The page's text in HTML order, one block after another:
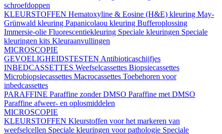
schroefdoppen
KLEURSTOFFEN Hematoxyline & Eosine (H&E) kleuring May-
Grünwald kleuring Papanicolaou kleuring Bufferoplossing
Immersie-olie Fluorescentiekleuring Speciale kleuringen Speciale
kleuringen kits Kleuraanvullingen
MICROSCOPIE
GEVOELIGHEIDSTESTEN Antibioticaschijfjes
INBEDCASSETTES Weefselcassettes Biopsiecassettes
Microbiopsiecassettes Macrocassettes Toebehoren voor
inbedcassettes
PARAFFINE Paraffine zonder DMSO Paraffine met DMSO
Paraffine afweer- en oplosmiddelen
MICROSCOPIE
KLEURSTOFFEN Kleurstoffen voor het markeren van
weefselcellen Speciale kleuringen voor pathologie Speciale